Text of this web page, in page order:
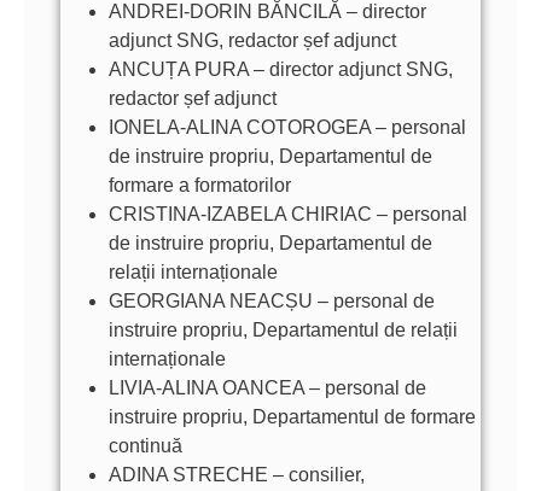
ANDREI-DORIN BĂNCILĂ – director
adjunct SNG, redactor șef adjunct
ANCUȚA PURA – director adjunct SNG,
redactor șef adjunct
IONELA-ALINA COTOROGEA – personal
de instruire propriu, Departamentul de
formare a formatorilor
CRISTINA-IZABELA CHIRIAC – personal
de instruire propriu, Departamentul de
relații internaționale
GEORGIANA NEACȘU – personal de
instruire propriu, Departamentul de relații
internaționale
LIVIA-ALINA OANCEA – personal de
instruire propriu, Departamentul de formare
continuă
ADINA STRECHE – consilier,